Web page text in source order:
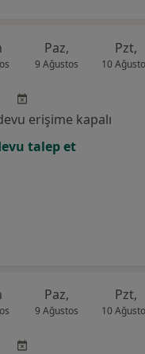
Paz,
9 Ağustos
Pzt,
10
erişime kapalı
talep et
Paz,
9 Ağustos
Pzt,
10